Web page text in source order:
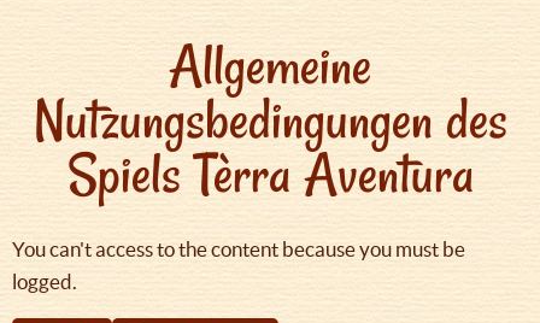
Allgemeine
Nutzungsbedingungen des
Spiels Tèrra Aventura
You can't access to the content because you must be
logged.